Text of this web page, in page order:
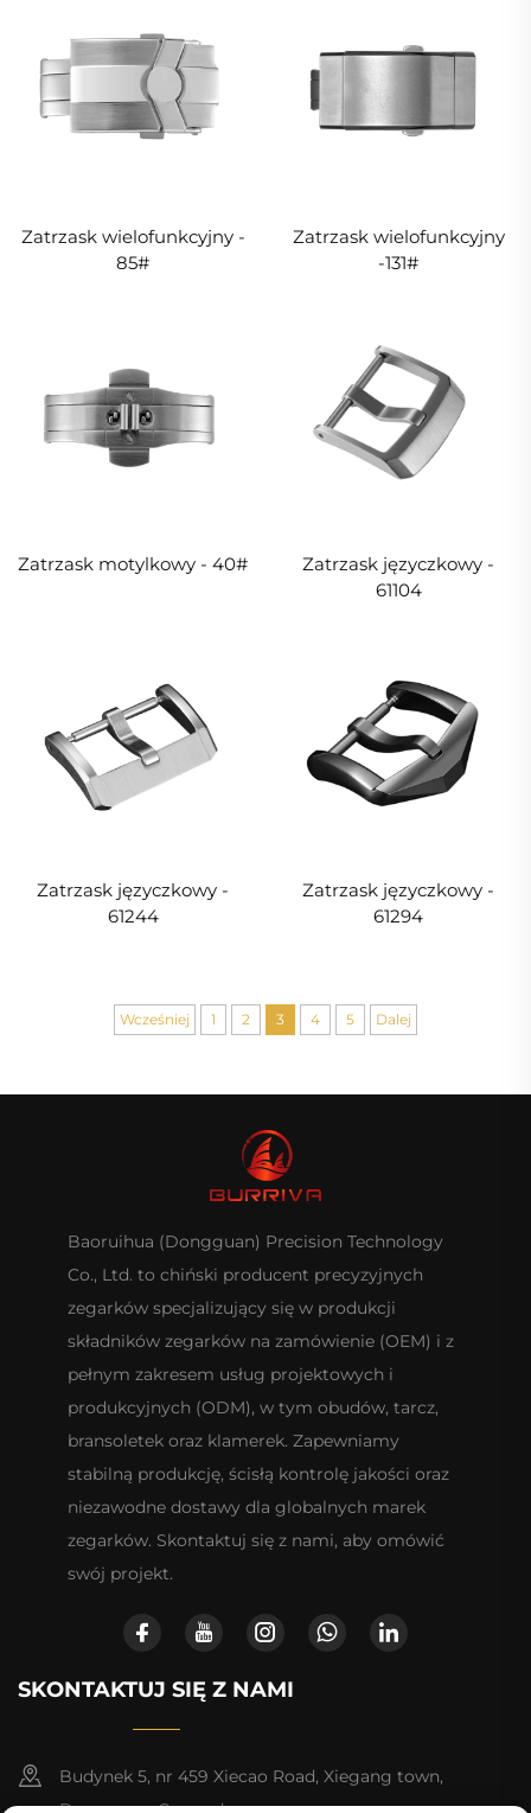
Zatrzask wielofunkcyjny -
85#
Zatrzask wielofunkcyjny
-131#
Zatrzask motylkowy - 40#
Zatrzask języczkowy -
61104
Zatrzask języczkowy -
61244
Zatrzask języczkowy -
61294
Wcześniej 1 2 3 4 5 Dalej
Baoruihua (Dongguan) Precision Technology
Co., Ltd. to chiński producent precyzyjnych
zegarków specjalizujący się w produkcji
składników zegarków na zamówienie (OEM) i z
pełnym zakresem usług projektowych i
produkcyjnych (ODM), w tym obudów, tarcz,
bransoletek oraz klamerek. Zapewniamy
stabilną produkcję, ścisłą kontrolę jakości oraz
niezawodne dostawy dla globalnych marek
zegarków. Skontaktuj się z nami, aby omówić
swój projekt.
SKONTAKTUJ SIĘ Z NAMI
Budynek 5, nr 459 Xiecao Road, Xiegang town,